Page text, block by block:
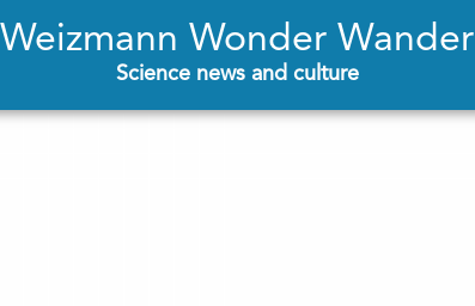
Weizmann Wonder Wander
Science news and culture